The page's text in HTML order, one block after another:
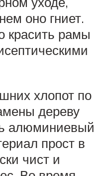
оно гниет.
красить рамы
хлопот по
дереву
алюминиевый
прост в
чист и